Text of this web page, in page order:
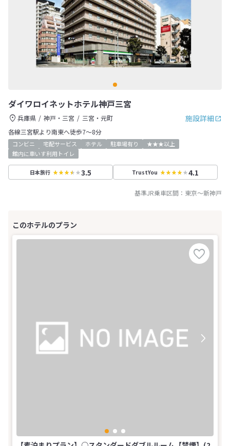
ダイワロイネットホテル神戸三宮
施設詳細
兵庫県 神戸・三宮
三宮・元町
各線三宮駅より南東へ徒歩7～8分
コンビニ 宅配サービス ホテル 駐車場有り
★★★以上
館内に車いす利用トイレ
日本旅行 3.5 TrustYou 4.1
基準JR乗車区間： 東京～新神戸